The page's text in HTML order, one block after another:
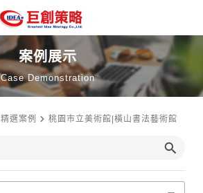
案例展示
Case Demonstration
精選案例 桃園市立美術館|橫山書法藝術館